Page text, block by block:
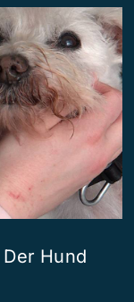
Hund